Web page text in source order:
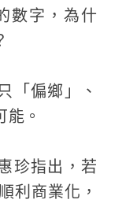
數字，為什
「偏鄉」、
能。
珍指出，若
利商業化，